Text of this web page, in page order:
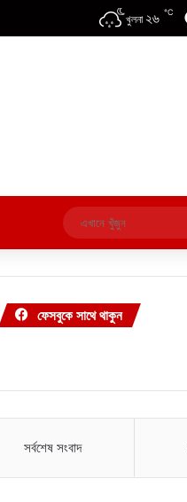
খুলনা ২৬ ℃
ফেসবুকে সাথে থাকুন
সর্বশেষ সংবাদ